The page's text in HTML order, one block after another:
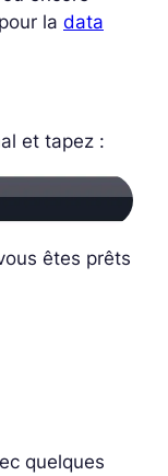
la data
et tapez :
êtes prêts
quelques